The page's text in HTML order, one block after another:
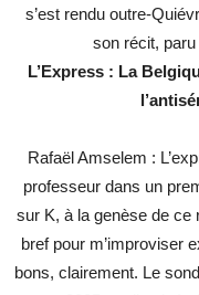
s’est rendu outre-
son récit,
L’Express : La
Rafaël Amselem :
professeur dans un
sur K, à la genèse de ce
bref pour m’improviser
bons, clairement. Le